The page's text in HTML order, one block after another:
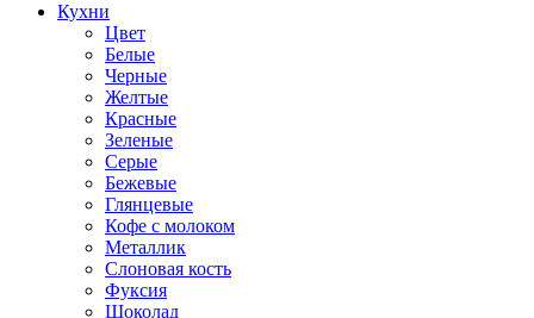
Кухни
Цвет
Белые
Черные
Желтые
Красные
Зеленые
Серые
Бежевые
Глянцевые
Кофе с молоком
Металлик
Слоновая кость
Фуксия
Шоколад